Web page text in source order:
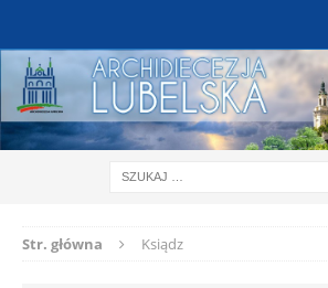
Str. główna Ksiądz